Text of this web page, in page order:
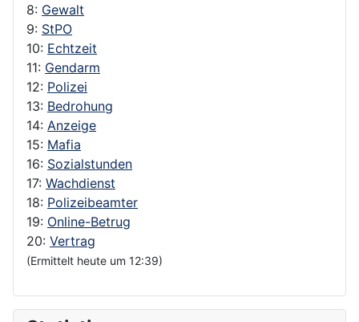
8: Gewalt
9: StPO
10: Echtzeit
11: Gendarm
12: Polizei
13: Bedrohung
14: Anzeige
15: Mafia
16: Sozialstunden
17: Wachdienst
18: Polizeibeamter
19: Online-Betrug
20: Vertrag
(Ermittelt heute um 12:39)